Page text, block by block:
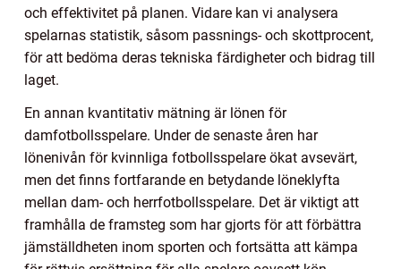
och effektivitet på planen. Vidare kan vi analysera
spelarnas statistik, såsom passnings- och skottprocent,
för att bedöma deras tekniska färdigheter och bidrag till
laget.
En annan kvantitativ mätning är lönen för
damfotbollsspelare. Under de senaste åren har
lönenivån för kvinnliga fotbollsspelare ökat avsevärt,
men det finns fortfarande en betydande löneklyfta
mellan dam- och herrfotbollsspelare. Det är viktigt att
framhålla de framsteg som har gjorts för att förbättra
jämställdheten inom sporten och fortsätta att kämpa